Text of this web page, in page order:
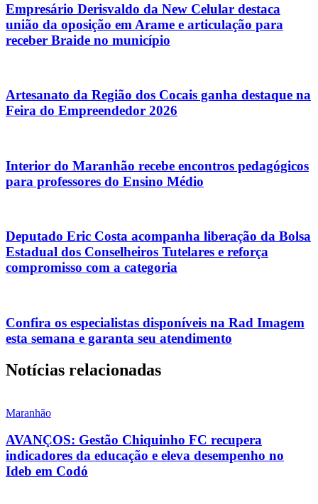
Empresário Derisvaldo da New Celular destaca
união da oposição em Arame e articulação para
receber Braide no município
Artesanato da Região dos Cocais ganha destaque na
Feira do Empreendedor 2026
Interior do Maranhão recebe encontros pedagógicos
para professores do Ensino Médio
Deputado Eric Costa acompanha liberação da Bolsa
Estadual dos Conselheiros Tutelares e reforça
compromisso com a categoria
Confira os especialistas disponíveis na Rad Imagem
esta semana e garanta seu atendimento
Notícias relacionadas
Maranhão
AVANÇOS: Gestão Chiquinho FC recupera
indicadores da educação e eleva desempenho no
Ideb em Codó